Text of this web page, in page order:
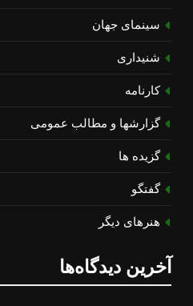
سینمای جهان
شنیداری
کارنامه
گزارشها و مطالب عمومی
گزیده ها
گفتگو
هنرهای دیگر
آخرین دیدگاه‌ها